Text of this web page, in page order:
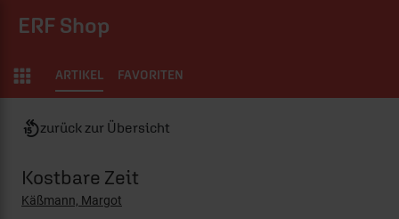
ERF Shop
ARTIKEL FAVORITEN
zurück zur Übersicht
Kostbare Zeit
Käßmann, Margot